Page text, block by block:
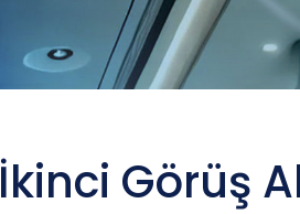
İkinci Görüş